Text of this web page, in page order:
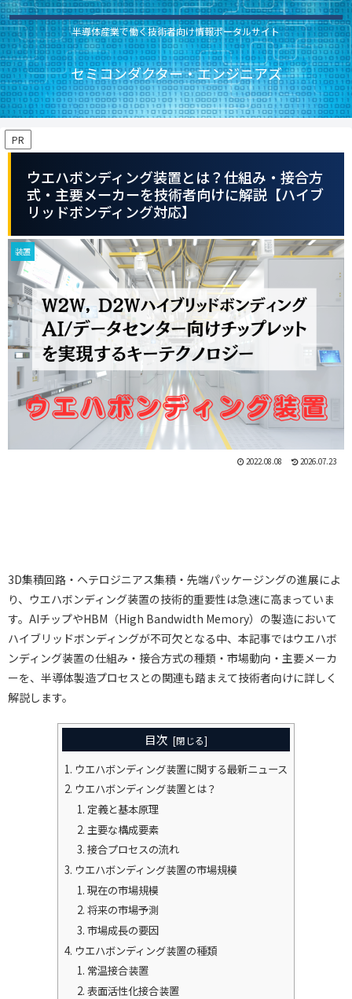
半導体産業で働く技術者向け情報ポータルサイト
セミコンダクター・エンジニアズ
PR
ウエハボンディング装置とは？仕組み・接合方
式・主要メーカーを技術者向けに解説【ハイブ
リッドボンディング対応】
装置
2022.08.08 2026.07.23
3D集積回路・ヘテロジニアス集積・先端パッケージングの進展によ
り、ウエハボンディング装置の技術的重要性は急速に高まっていま
す。AIチップやHBM（High Bandwidth Memory）の製造において
ハイブリッドボンディングが不可欠となる中、本記事ではウエハボ
ンディング装置の仕組み・接合方式の種類・市場動向・主要メーカ
ーを、半導体製造プロセスとの関連も踏まえて技術者向けに詳しく
解説します。
目次
ウエハボンディング装置に関する最新ニュース
ウエハボンディング装置とは？
定義と基本原理
主要な構成要素
接合プロセスの流れ
ウエハボンディング装置の市場規模
現在の市場規模
将来の市場予測
市場成長の要因
ウエハボンディング装置の種類
常温接合装置
表面活性化接合装置